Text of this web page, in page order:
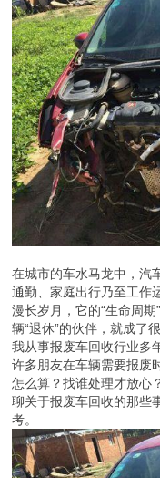
在城市的车水马龙中，汽
通勤、家庭出行乃至工作
漫长岁月，它的“生命周
辆“退休”的伙伴，就成了
我从事报废车回收行业多
许多朋友在车辆需要报废
怎么算？找谁处理才放心
聊关于报废车回收的那些
考。